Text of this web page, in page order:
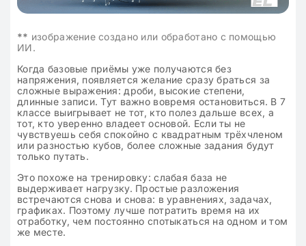
** изображение создано или обработано с помощью
ИИ.
Когда базовые приёмы уже получаются без
напряжения, появляется желание сразу браться за
сложные выражения: дроби, высокие степени,
длинные записи. Тут важно вовремя остановиться. В 7
классе выигрывает не тот, кто полез дальше всех, а
тот, кто уверенно владеет основой. Если ты не
чувствуешь себя спокойно с квадратным трёхчленом
или разностью кубов, более сложные задания будут
только путать.
Это похоже на тренировку: слабая база не
выдерживает нагрузку. Простые разложения
встречаются снова и снова: в уравнениях, задачах,
графиках. Поэтому лучше потратить время на их
отработку, чем постоянно спотыкаться на одном и том
же месте.